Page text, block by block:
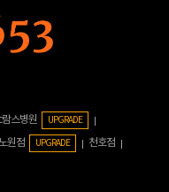
스병원 UPGRADE
노원점 UPGRADE
천호점